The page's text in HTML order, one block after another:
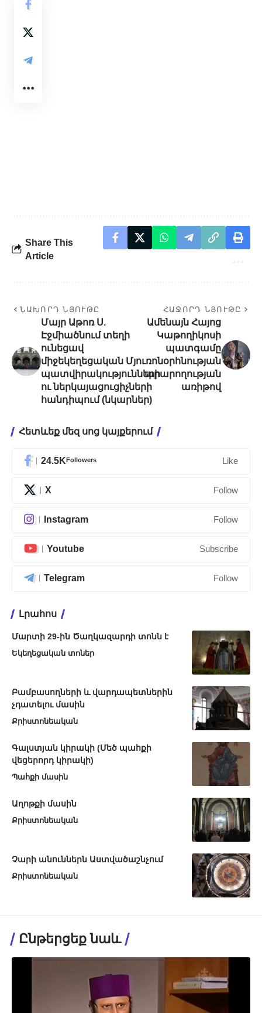
Share This
Article
ՆԱԽՈՐԴ ՆՅՈՒԹԸ
Մայր Աթոռ Ս.
Էջմիածնում տեղի
ունեցավ
միջեկեղեցական
պատվիրակությունների
ու ներկայացուցիչների
հանդիպում (նկարներ)
ՀԱՋՈՐԴ ՆՅՈՒԹԸ
Ամենայն Հայոց
Կաթողիկոսի
պատգամը
Մյուռոնօրհնության
արարողության
առիթով
Հետևեք մեզ սոց կայքերում
24.5KFollowers Like
X Follow
Instagram Follow
Youtube Subscribe
Telegram Follow
Լրահոս
Մարտի 29-ին Ծաղկազարդի տոնն է
Եկեղեցական տոներ
Բամբասողների և վարդապետներին
չդատելու մասին
Քրիստոնեական
Գալստյան կիրակի (Մեծ պահքի
վեցերորդ կիրակի)
Պահքի մասին
Աղոթքի մասին
Քրիստոնեական
Չարի անուններն Աստվածաշնչում
Քրիստոնեական
Ընթերցեք նաև